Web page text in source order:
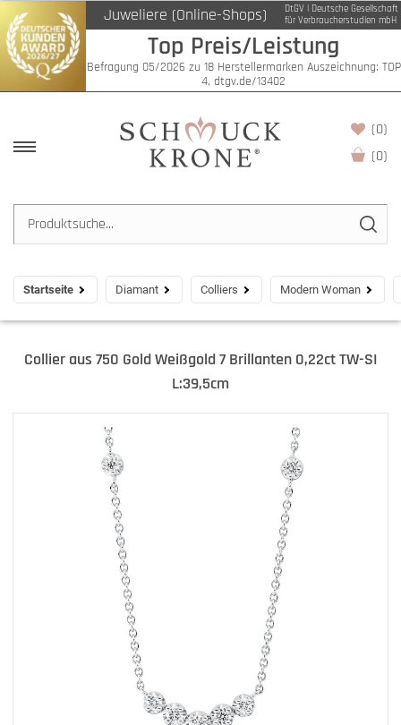
Juweliere (Online-Shops)
DtGV | Deutsche Gesellschaft
für Verbraucherstudien mbH
Top Preis/Leistung
Befragung 05/2026 zu 18 Herstellermarken Auszeichnung: TOP
4, dtgv.de/13402
(0)
(0)
Startseite Diamant Colliers Modern Woman
Collier aus 750 Gold Weißgold 7 Brillanten 0,22ct TW-SI
L:39,5cm